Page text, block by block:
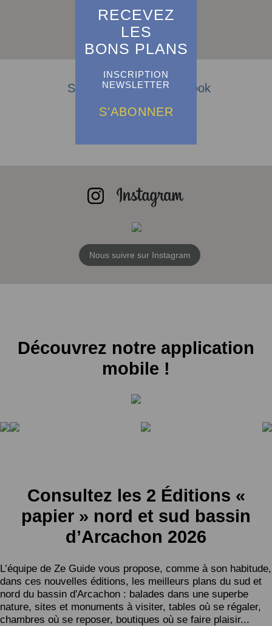
RECEVEZ
LES
BONS PLANS
INSCRIPTION
NEWSLETTER
S'ABONNER
S'abonner
Suivez-nous sur Facebook
Nous suivre sur Instagram
Découvrez notre application
mobile !
Consultez les 2 Éditions «
papier » nord et sud bassin
d’Arcachon 2026
L’équipe de Ze Guide vous propose, comme à son habitude,
dans ces nouvelles éditions, les meilleurs plans du sud et
nord du bassin d'Arcachon : balades dans une superbe
nature, sites et monuments à visiter, tables où se régaler,
chambres où se reposer, boutiques où se faire plaisir...